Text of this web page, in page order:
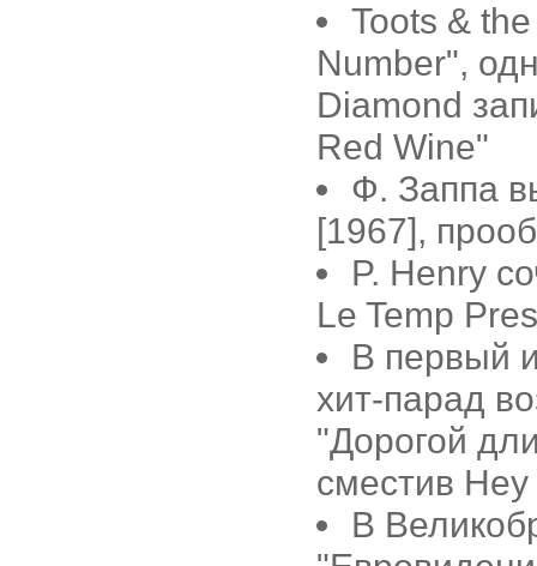
Toots &
Number",
Diamond
Red Wine"
Ф. Заппа
[1967],
P. Henry
Le Temp
В первый
хит-парад
"Дорогой
сместив
В